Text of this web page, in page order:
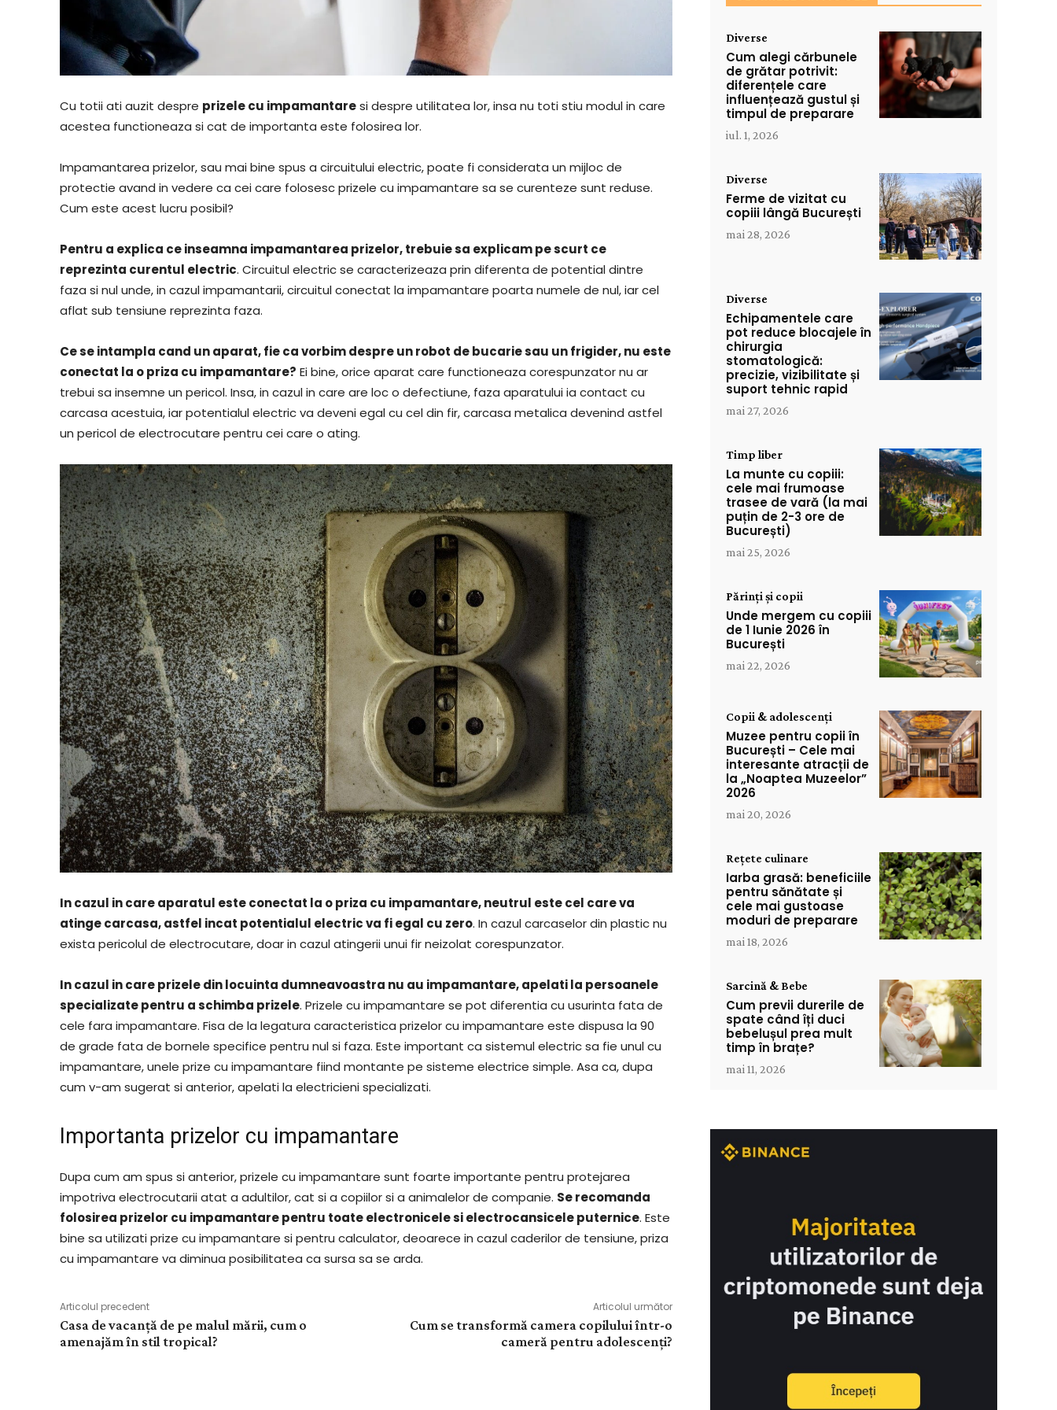
Cu totii ati auzit despre prizele cu impamantaresi despre utilitatea lor, insa nu toti stiu modul in care
acestea functioneaza si cat de importanta este folosirea lor.
Impamantarea prizelor, sau mai bine spus a circuitului electric, poate fi considerata un mijloc de
protectie avand in vedere ca cei care folosesc prizele cu impamantare sa se curenteze sunt reduse.
Cum este acest lucru posibil?
Pentru a explica ce inseamna impamantarea prizelor, trebuie sa explicam pe scurt ce
reprezinta curentul electric. Circuitul electric se caracterizeaza prin diferenta de potential dintre
faza si nul unde, in cazul impamantarii, circuitul conectat la impamantare poarta numele de nul, iar cel
aflat sub tensiune reprezinta faza.
Ce se intampla cand un aparat, fie ca vorbim despre un robot de bucarie sau un frigider, nu este
conectat la o priza cu impamantare? Ei bine, orice aparat care functioneaza corespunzator nu ar
trebui sa insemne un pericol. Insa, in cazul in care are loc o defectiune, faza aparatului ia contact cu
carcasa acestuia, iar potentialul electric va deveni egal cu cel din fir, carcasa metalica devenind astfel
un pericol de electrocutare pentru cei care o ating.
In cazul in care aparatul este conectat la o priza cu impamantare, neutrul este cel care va
atinge carcasa, astfel incat potentialul electric va fi egal cu zero. In cazul carcaselor din plastic nu
exista pericolul de electrocutare, doar in cazul atingerii unui fir neizolat corespunzator.
In cazul in care prizele din locuinta dumneavoastra nu au impamantare, apelati la persoanele
specializate pentru a schimba prizele. Prizele cu impamantare se pot diferentia cu usurinta fata de
cele fara impamantare. Fisa de la legatura caracteristica prizelor cu impamantare este dispusa la 90
de grade fata de bornele specifice pentru nul si faza. Este important ca sistemul electric sa fie unul cu
impamantare, unele prize cu impamantare fiind montante pe sisteme electrice simple. Asa ca, dupa
cum v-am sugerat si anterior, apelati la electricieni specializati.
Importanta prizelor cu impamantare
Dupa cum am spus si anterior, prizele cu impamantare sunt foarte importante pentru protejarea
impotriva electrocutarii atat a adultilor, cat si a copiilor si a animalelor de companie. Se recomanda
folosirea prizelor cu impamantare pentru toate electronicele si electrocansicele puternice. Este
bine sa utilizati prize cu impamantare si pentru calculator, deoarece in cazul caderilor de tensiune, priza
cu impamantare va diminua posibilitatea ca sursa sa se arda.
Articolul precedent
Casa de vacanță de pe malul mării, cum o
amenajăm în stil tropical?
Articolul următor
Cum se transformă camera copilului într-o
cameră pentru adolescenți?
Diverse
Cum alegi cărbunele
de grătar potrivit:
diferențele care
influențează gustul și
timpul de preparare
iul. 1, 2026
Diverse
Ferme de vizitat cu
copiii lângă București
mai 28, 2026
Diverse
Echipamentele care
pot reduce blocajele în
chirurgia
stomatologică:
precizie, vizibilitate și
suport tehnic rapid
mai 27, 2026
Timp liber
La munte cu copiii:
cele mai frumoase
trasee de vară (la mai
puțin de 2-3 ore de
București)
mai 25, 2026
Părinți și copii
Unde mergem cu copiii
de 1 Iunie 2026 în
București
mai 22, 2026
Copii & adolescenți
Muzee pentru copii în
București – Cele mai
interesante atracții de
la „Noaptea Muzeelor”
2026
mai 20, 2026
Rețete culinare
Iarba grasă: beneficiile
pentru sănătate și
cele mai gustoase
moduri de preparare
mai 18, 2026
Sarcină & Bebe
Cum previi durerile de
spate când îți duci
bebelușul prea mult
timp în brațe?
mai 11, 2026